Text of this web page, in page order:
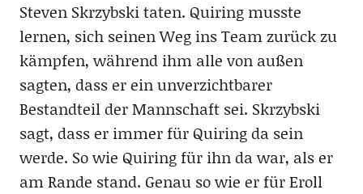
Steven Skrzybski taten. Quiring musste
lernen, sich seinen Weg ins Team zurück zu
kämpfen, während ihm alle von außen
sagten, dass er ein unverzichtbarer
Bestandteil der Mannschaft sei. Skrzybski
sagt, dass er immer für Quiring da sein
werde. So wie Quiring für ihn da war, als er
am Rande stand. Genau so wie er für Eroll